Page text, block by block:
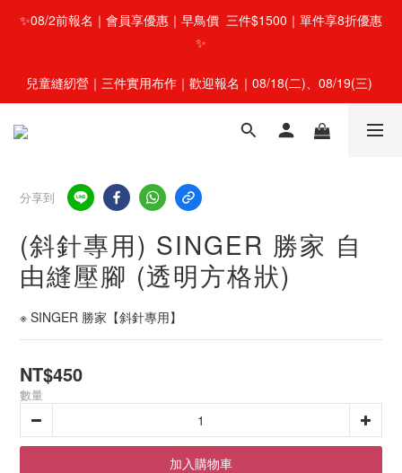
✨08/2前報名｜會員享優惠｜早鳥價  三件$1500｜單件享8折優惠
✨
兒童縫紉營｜三件實用布作｜歡迎報名｜08/18(二)、08/19(三)
分享到
(斜針專用) SINGER 勝家 自
由縫壓腳 (透明方格狀)
※ SINGER 勝家【斜針專用】
NT$450
數量
加入購物車